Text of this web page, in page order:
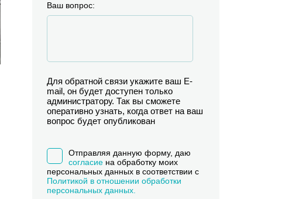
Ваш вопрос:
Для обратной связи укажите ваш E-
mail, он будет доступен только
администратору. Так вы сможете
оперативно узнать, когда ответ на ваш
вопрос будет опубликован
Отправляя данную форму, даю
согласиена обработку моих
персональных данных в соответствии с
Политикой в отношении обработки
персональных данных.